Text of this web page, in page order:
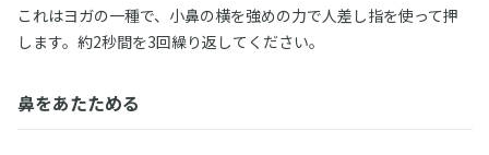
これはヨガの一種で、小鼻の横を強めの力で人差し指を使って押
します。約2秒間を3回繰り返してください。
鼻をあたためる